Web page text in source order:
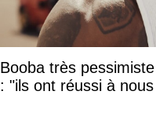
Booba très
: "ils ont réussi à